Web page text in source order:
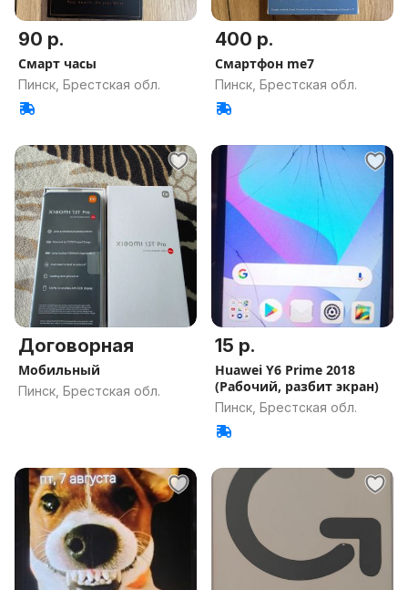
90 р.
Смарт часы
Пинск, Брестская обл.
400 р.
Смартфон me7
Пинск, Брестская обл.
Договорная
Мобильный
Пинск, Брестская обл.
15 р.
Huawei Y6 Prime 2018
(Рабочий, разбит экран)
Пинск, Брестская обл.